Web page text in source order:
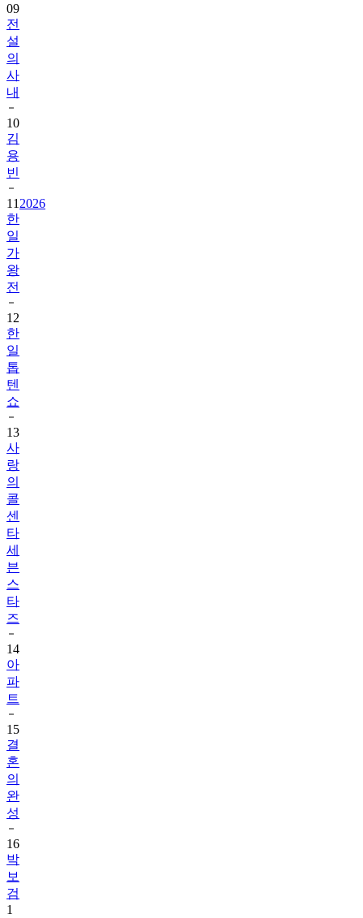
09
전
설
의
사
내
10
김
용
빈
11 2026
한
일
가
왕
전
12
한
일
톱
텐
쇼
13
사
랑
의
콜
센
타
세
븐
스
타
즈
14
아
파
트
15
결
혼
의
완
성
16
박
보
검
1